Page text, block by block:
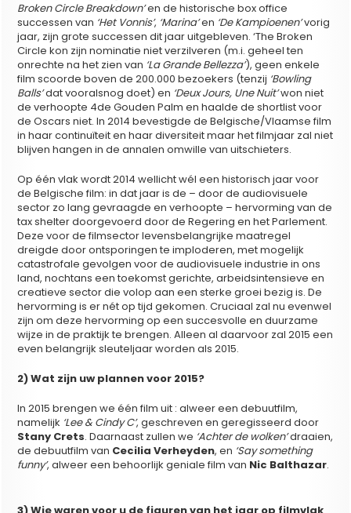
Broken Circle Breakdown’en de historische box office
successen van ‘Het Vonnis’, ‘Marina’en ‘De Kampioenen’vorig
jaar, zijn grote successen dit jaar uitgebleven. ‘The Broken
Circle kon zijn nominatie niet verzilveren (m.i. geheel ten
onrechte na het zien van ‘La Grande Bellezza’), geen enkele
film scoorde boven de 200.000 bezoekers (tenzij ‘Bowling
Balls’dat vooralsnog doet) en ‘Deux Jours, Une Nuit’won niet
de verhoopte 4de Gouden Palm en haalde de shortlist voor
de Oscars niet. In 2014 bevestigde de Belgische/Vlaamse film
in haar continuïteit en haar diversiteit maar het filmjaar zal niet
blijven hangen in de annalen omwille van uitschieters.
Op één vlak wordt 2014 wellicht wél een historisch jaar voor
de Belgische film: in dat jaar is de – door de audiovisuele
sector zo lang gevraagde en verhoopte – hervorming van de
tax shelter doorgevoerd door de Regering en het Parlement.
Deze voor de filmsector levensbelangrijke maatregel
dreigde door ontsporingen te imploderen, met mogelijk
catastrofale gevolgen voor de audiovisuele industrie in ons
land, nochtans een toekomst gerichte, arbeidsintensieve en
creatieve sector die volop aan een sterke groei bezig is. De
hervorming is er nét op tijd gekomen. Cruciaal zal nu evenwel
zijn om deze hervorming op een succesvolle en duurzame
wijze in de praktijk te brengen. Alleen al daarvoor zal 2015 een
even belangrijk sleuteljaar worden als 2015.
2) Wat zijn uw plannen voor 2015?
In 2015 brengen we één film uit : alweer een debuutfilm,
namelijk ‘Lee & Cindy C’, geschreven en geregisseerd door
Stany Crets. Daarnaast zullen we ‘Achter de wolken’draaien,
de debuutfilm van Cecilia Verheyden, en ‘Say something
funny’, alweer een behoorlijk geniale film van Nic Balthazar.